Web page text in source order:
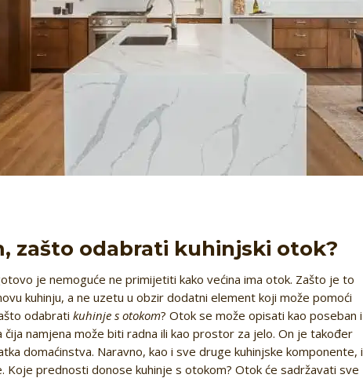
zašto odabrati kuhinjski otok?
je nemoguće ne primijetiti kako većina ima otok. Zašto je to
kuhinju, a ne uzetu u obzir dodatni element koji može pomoći
odabratikuhinje s otokom? Otok se može opisati kao poseban i
namjena može biti radna ili kao prostor za jelo. On je također
domaćinstva. Naravno, kao i sve druge kuhinjske komponente, i
Koje prednosti donose kuhinje s otokom? Otok će sadržavati sve